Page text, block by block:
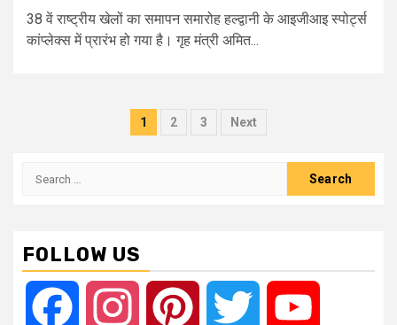
38 वें राष्ट्रीय खेलों का समापन समारोह हल्द्वानी के आइजीआइ स्पोर्ट्स
कांप्लेक्स में प्रारंभ हो गया है। गृह मंत्री अमित...
Posts
1 2 3 Next
Search
FOLLOW US
Facebook Instagram Pinterest Twitter